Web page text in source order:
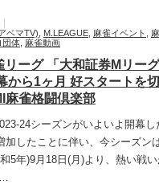
ベマTV)
M.LEAGUE 麻雀イベント
団体 麻雀動画
リーグ 「大和証券Mリー
から1ヶ月 好スタートを
麻雀格闘倶楽部
シーズンがいよいよ開幕
加したことに伴い、今シーズン
5年)9月18日(月)より、熱い戦
…